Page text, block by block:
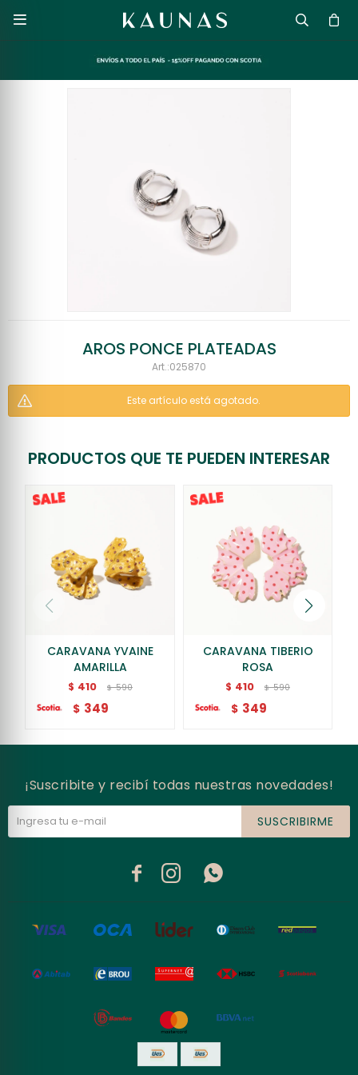

AROS PONCE PLATEADAS
025870
Este artículo está agotado.
PRODUCTOS QUE TE PUEDEN INTERESAR
CARAVANA YVAINE
AMARILLA
$ 410 $ 590
$ 349
CARAVANA TIBERIO
ROSA
$ 410 $ 590
$ 349
¡Suscribite y recibí todas nuestras novedades!
SUSCRIBIRME
  